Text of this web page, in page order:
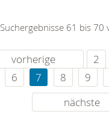
Suchergebnisse 61 bis 70
vorherige 2
6
7 8 9
nächste